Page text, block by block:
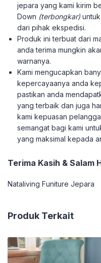
jepara yang kami kirim
Down (terbongkar)
dari pihak ekspedisi.
Produk ini terbuat dari
anda terima mungkin
warnanya.
Kami mengucapkan
kepercayaanya anda
pastikan anda
yang terbaik dan juga
kami kepuasan
semangat bagi kami
yang maksimal kepada
Terima Kasih & Salam
Nataliving Funiture Jepara
Produk Terkait